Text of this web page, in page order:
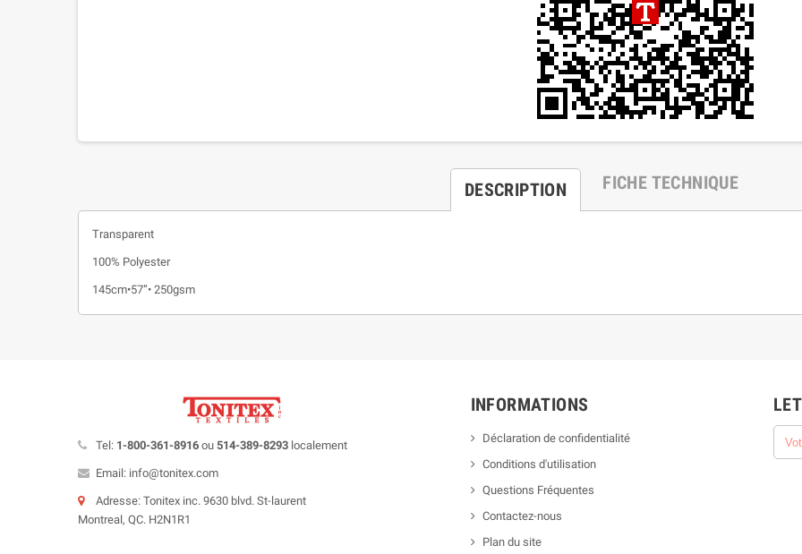
DESCRIPTION FICHE TECHNIQUE
Transparent
100% Polyester
145cm•57”• 250gsm
Tel: 1-800-361-8916 ou 514-389-8293 localement
Email: info@tonitex.com
Adresse: Tonitex inc. 9630 blvd. St-laurent
Montreal, QC. H2N1R1
INFORMATIONS
Déclaration de confidentialité
Conditions d'utilisation
Questions Fréquentes
Contactez-nous
Plan du site